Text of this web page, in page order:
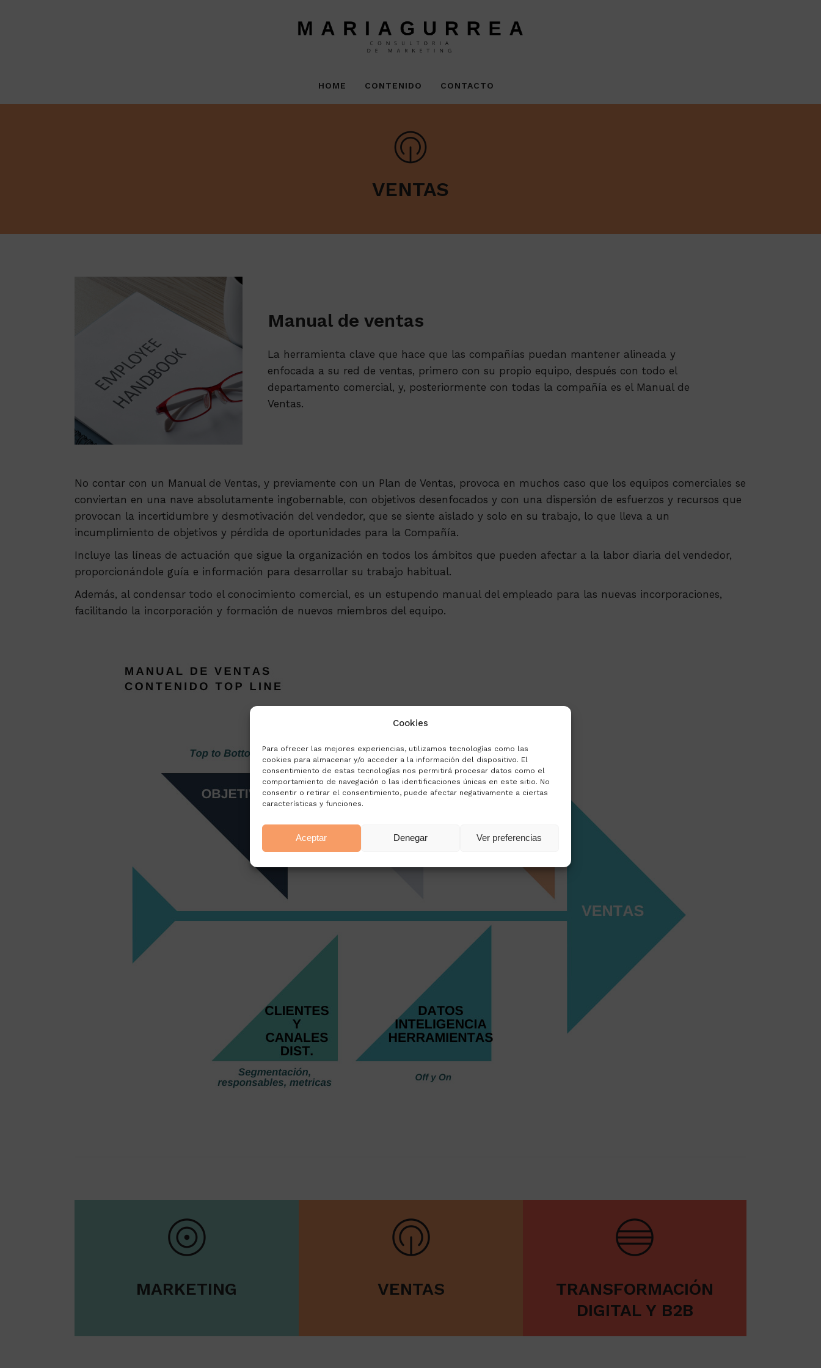
Cookies
Para ofrecer las mejores experiencias, utilizamos tecnologías como las
cookies para almacenar y/o acceder a la información del dispositivo. El
consentimiento de estas tecnologías nos permitirá procesar datos como el
comportamiento de navegación o las identificaciones únicas en este sitio. No
consentir o retirar el consentimiento, puede afectar negativamente a ciertas
características y funciones.
Aceptar Denegar Ver preferencias
HOME CONTENIDO CONTACTO
VENTAS
Manual de ventas
La herramienta clave que hace que las compañías puedan mantener alineada y
enfocada a su red de ventas, primero con su propio equipo, después con todo el
departamento comercial, y, posteriormente con todas la compañía es el Manual de
Ventas.
No contar con un Manual de Ventas, y previamente con un Plan de Ventas, provoca en muchos caso que los equipos comerciales se
conviertan en una nave absolutamente ingobernable, con objetivos desenfocados y con una dispersión de esfuerzos y recursos que
provocan la incertidumbre y desmotivación del vendedor, que se siente aislado y solo en su trabajo, lo que lleva a un
incumplimiento de objetivos y pérdida de oportunidades para la Compañía.
Incluye las líneas de actuación que sigue la organización en todos los ámbitos que pueden afectar a la labor diaria del vendedor,
proporcionándole guía e información para desarrollar su trabajo habitual.
Además, al condensar todo el conocimiento comercial, es un estupendo manual del empleado para las nuevas incorporaciones,
facilitando la incorporación y formación de nuevos miembros del equipo.
MARKETING VENTAS
TRANSFORMACIÓN
DIGITAL Y B2B